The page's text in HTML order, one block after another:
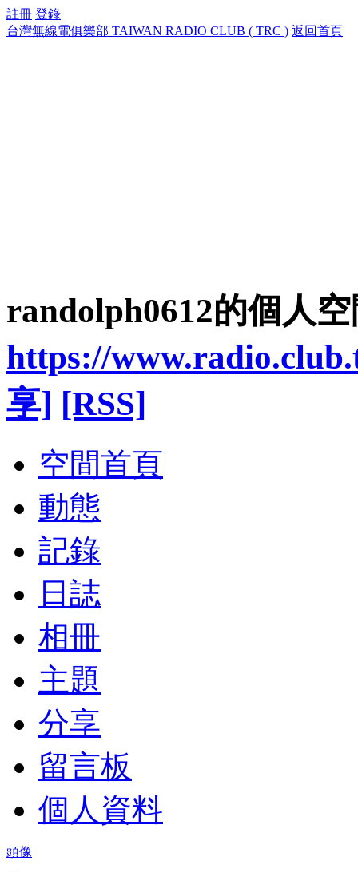
註冊 登錄
台灣無線電俱樂部 TAIWAN RADIO CLUB ( TRC ) 返回首頁
randolph0612的個人
https://
享] [RSS]
空間首頁
動態
記錄
日誌
相冊
主題
分享
留言板
個人資料
頭像